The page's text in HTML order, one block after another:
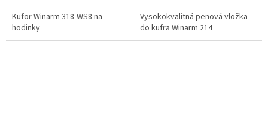
Kufor Winarm 318-WS8 na
hodinky
Vysokokvalitná penová vložka
do kufra Winarm 214